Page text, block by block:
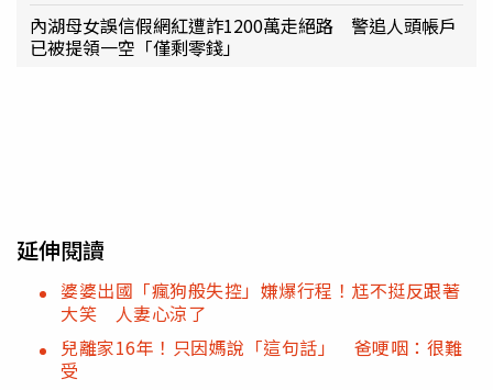
內湖母女誤信假網紅遭詐1200萬走絕路 警追人頭帳戶
已被提領一空「僅剩零錢」
延伸閱讀
婆婆出國「瘋狗般失控」嫌爆行程！尪不挺反跟著
大笑 人妻心涼了
兒離家16年！只因媽說「這句話」 爸哽咽：很難
受